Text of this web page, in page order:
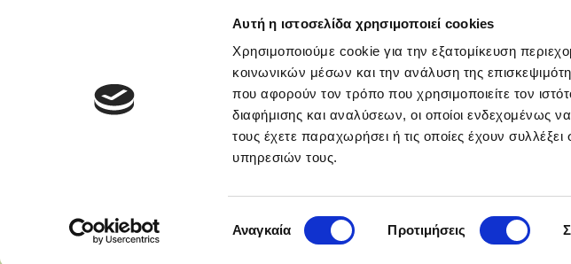
Αυτή η ιστοσελίδα χρησιμοποιεί cookies
Χρησιμοποιούμε cookie για την εξατομίκευση
κοινωνικών μέσων και την ανάλυση της
που αφορούν τον τρόπο που χρησιμοποιείτε τον
διαφήμισης και αναλύσεων, οι οποίοι ενδεχομένως
τους έχετε παραχωρήσει ή τις οποίες έχουν
υπηρεσιών τους.
συγκατάθεσης
Αναγκαία Προτιμήσεις
ΕΚΠΤΩΣΕΙΣ έως -50% & ΔΩΡΕΑΝ
Συχνές Ερωτήσεις
Ευκαιρίες Καριέρας
Τρόποι Πληρωμής
Τρόποι Αποστολής
Τρόποι Επιστροφής
Προσωπικά Δεδομένα
Πολιτική Απορρήτου Μέσων
Κοινωνικής Δικτύωσης
Παραλαβή Με BOX NOW
Παρακολούθηση
Σύνδεση / Εγγραφή
Wishlist
© 2026 sakellaris.gr - All Rights Reserved